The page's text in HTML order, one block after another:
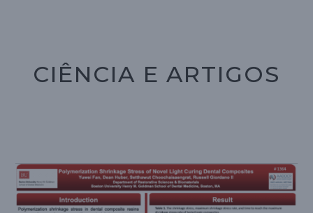
CIÊNCIA E ARTIGOS